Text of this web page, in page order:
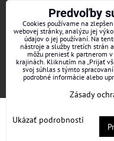
IČO: 36313157
IČ DPH: SK 2020182615
Firma je zapísaná v
súde v Trenčíne, vložka
Predvoľby
Cookies používame na
webovej stránky, analýzu jej
údajov o jej používaní. Na
nástroje a služby tretích strán
môžu preniesť k partnerom v
krajinách. Kliknutím na „Prijať
svoj súhlas s týmto
podrobné informácie alebo
Zásady
Ukázať podrobnosti